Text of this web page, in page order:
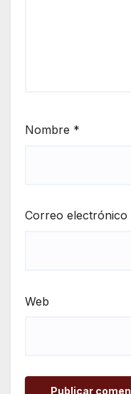
Nombre *
Correo electrónico
Web